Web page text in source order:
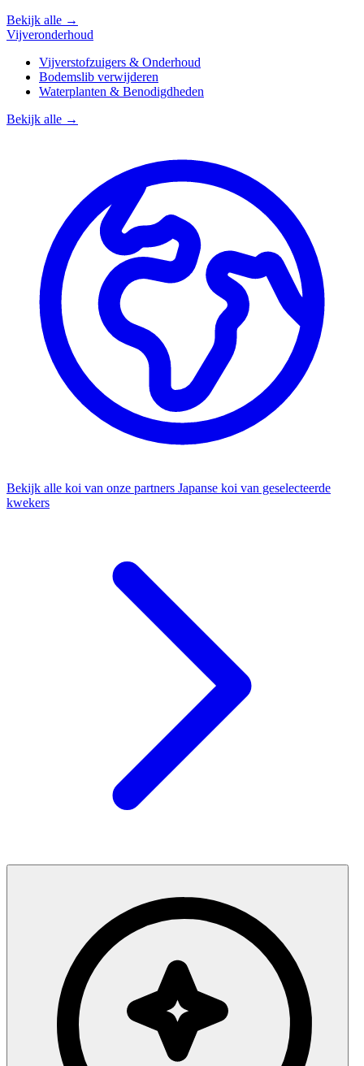
Bekijk alle →
Vijveronderhoud
Vijverstofzuigers & Onderhoud
Bodemslib verwijderen
Waterplanten & Benodigdheden
Bekijk alle →
Bekijk alle koi van onze partners Japanse koi van geselecteerde
kwekers